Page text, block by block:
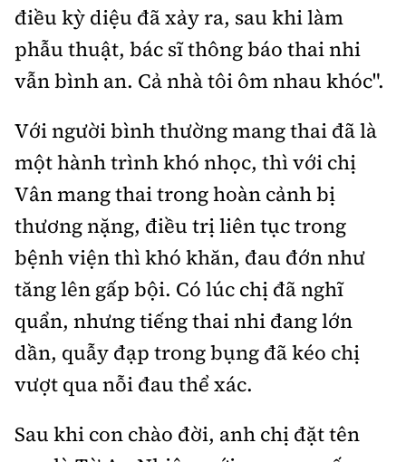
điều kỳ diệu đã xảy ra, sau khi làm
phẫu thuật, bác sĩ thông báo thai nhi
vẫn bình an. Cả nhà tôi ôm nhau khóc".
Với người bình thường mang thai đã là
một hành trình khó nhọc, thì với chị
Vân mang thai trong hoàn cảnh bị
thương nặng, điều trị liên tục trong
bệnh viện thì khó khăn, đau đớn như
tăng lên gấp bội. Có lúc chị đã nghĩ
quẩn, nhưng tiếng thai nhi đang lớn
dần, quẫy đạp trong bụng đã kéo chị
vượt qua nỗi đau thể xác.
Sau khi con chào đời, anh chị đặt tên